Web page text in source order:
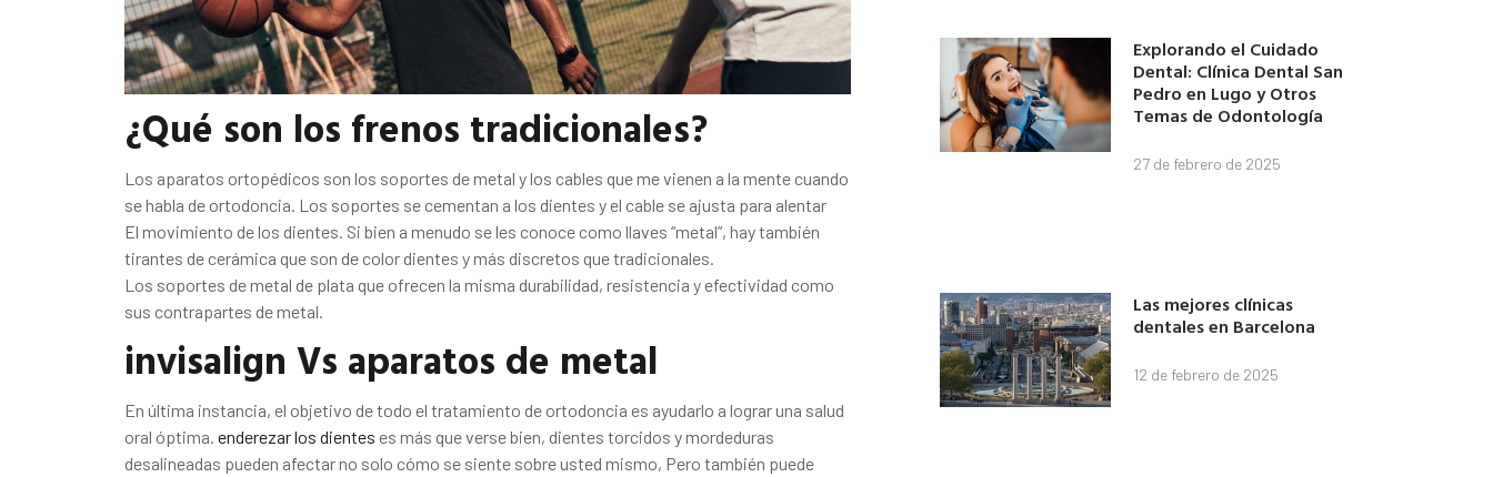
¿Qué son los frenos tradicionales?
Los aparatos ortopédicos son los soportes de metal y los cables que me vienen a la mente cuando
se habla de ortodoncia. Los soportes se cementan a los dientes y el cable se ajusta para alentar
El movimiento de los dientes. Si bien a menudo se les conoce como llaves “metal”, hay también
tirantes de cerámica que son de color dientes y más discretos que tradicionales.
Los soportes de metal de plata que ofrecen la misma durabilidad, resistencia y efectividad como
sus contrapartes de metal.
invisalign Vs aparatos de metal
En última instancia, el objetivo de todo el tratamiento de ortodoncia es ayudarlo a lograr una salud
oral óptima. enderezar los dientes es más que verse bien, dientes torcidos y mordeduras
desalineadas pueden afectar no solo cómo se siente sobre usted mismo, Pero también puede
Explorando el Cuidado
Dental: Clínica Dental San
Pedro en Lugo y Otros
Temas de Odontología
27 de febrero de 2025
Las mejores clínicas
dentales en Barcelona
12 de febrero de 2025